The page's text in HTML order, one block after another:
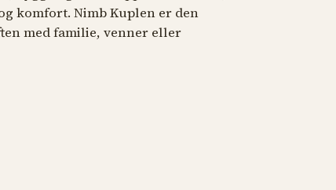
komfort. Nimb Kuplen er den
med familie, venner eller